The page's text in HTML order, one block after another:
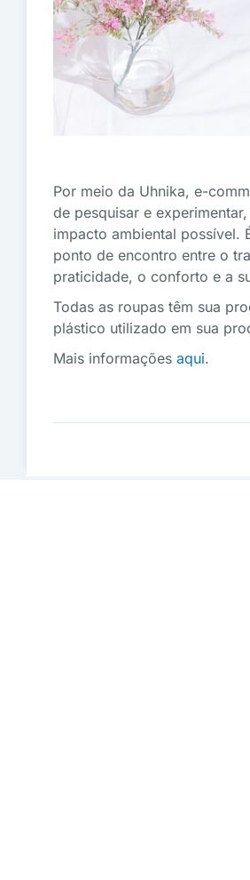
Por meio da Uhnika, e-
de pesquisar e
impacto ambiental possível.
ponto de encontro entre o
praticidade, o conforto e a
Todas as roupas têm sua
plástico utilizado em sua
Mais informações aqui.